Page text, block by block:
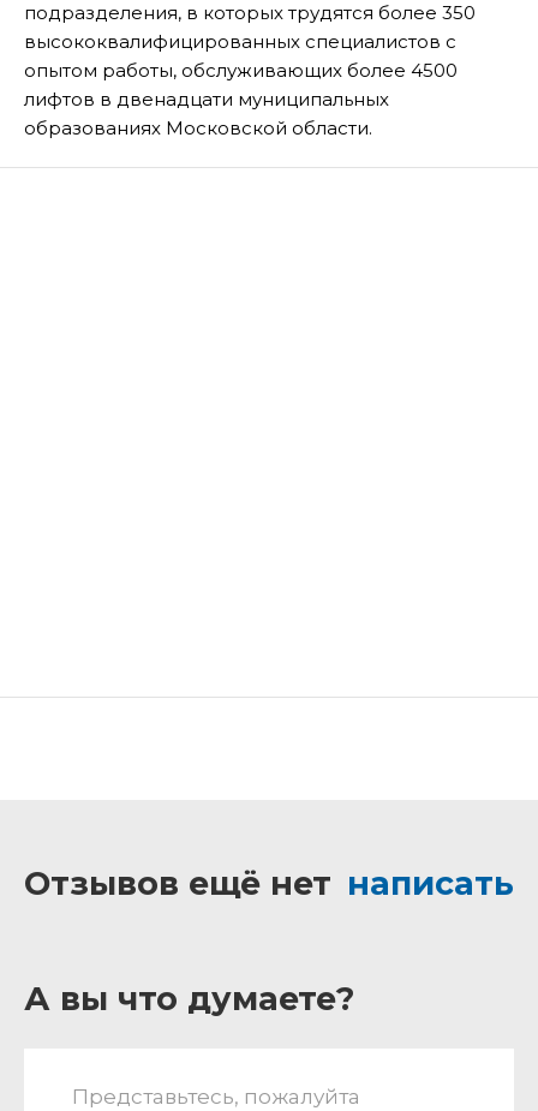
подразделения, в которых трудятся более 350
высококвалифицированных специалистов с
опытом работы, обслуживающих более 4500
лифтов в двенадцати муниципальных
образованиях Московской области.
Отзывов ещё нет написать
А вы что думаете?